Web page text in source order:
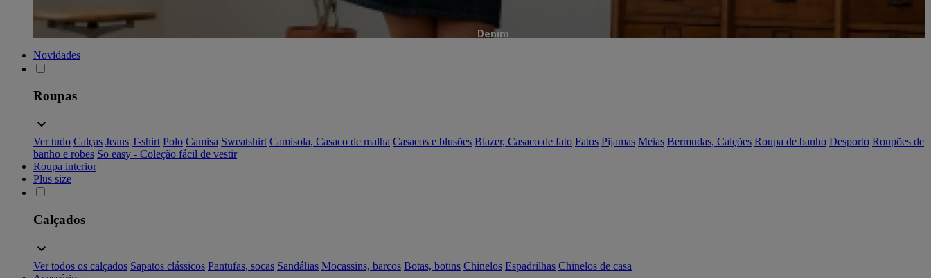
Denim
Novidades
Roupas
Ver tudo Calças Jeans T-shirt Polo Camisa Sweatshirt Camisola, Casaco de malha Casacos e blusões Blazer, Casaco de fato Fatos Pijamas Meias Bermudas, Calções Roupa de banho Desporto Roupões de
banho e robes So easy - Coleção fácil de vestir
Roupa interior
Plus size
Calçados
Ver todos os calçados Sapatos clássicos Pantufas, socas Sandálias Mocassins, barcos Botas, botins Chinelos Espadrilhas Chinelos de casa